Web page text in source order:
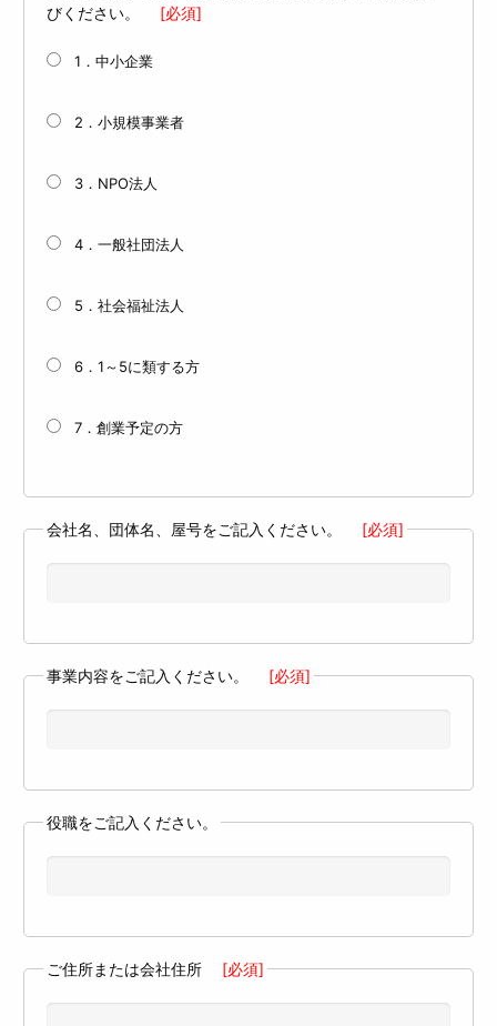
びください。
[必須]
1．中小企業
2．小規模事業者
3．NPO法人
4．一般社団法人
5．社会福祉法人
6．1～5に類する方
7．創業予定の方
会社名、団体名、屋号をご記入ください。 [必須]
事業内容をご記入ください。 [必須]
役職をご記入ください。
ご住所または会社住所 [必須]